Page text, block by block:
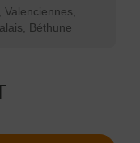
Béthune